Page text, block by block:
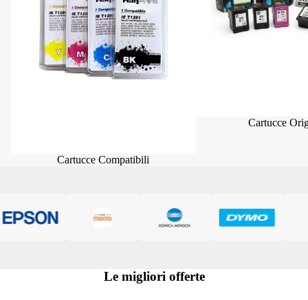
Cartucce Compatibili
Cartucce
Le migliori offerte